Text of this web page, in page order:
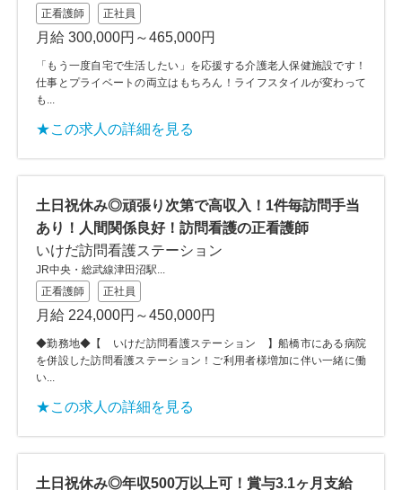
正看護師
正社員
月給 300,000円～465,000円
「もう一度自宅で生活したい」を応援する介護老人保健施設です！
仕事とプライベートの両立はもちろん！ライフスタイルが変わって
も...
★この求人の詳細を見る
土日祝休み◎頑張り次第で高収入！1件毎訪問手当
あり！人間関係良好！訪問看護の正看護師
いけだ訪問看護ステーション
JR中央・総武線津田沼駅...
正看護師
正社員
月給 224,000円～450,000円
◆勤務地◆【 いけだ訪問看護ステーション 】船橋市にある病院
を併設した訪問看護ステーション！ご利用者様増加に伴い一緒に働
い...
★この求人の詳細を見る
土日祝休み◎年収500万以上可！賞与3.1ヶ月支給